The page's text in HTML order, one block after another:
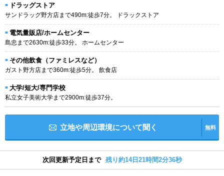
ドラッグストア
サンドラッグ野方店まで490m:徒歩7分。 ドラックストア
電気量販店/ホームセンター
島忠まで2630m:徒歩33分。 ホームセンター
その他飲食（ファミレスなど）
ガスト野方店まで360m:徒歩5分。 飲食店
大学/短大/専門学校
私立女子美術大学まで2900m:徒歩37分。
立地や周辺環境について聞く 無料
次回更新予定日まで 残り約14日21時間2分36秒